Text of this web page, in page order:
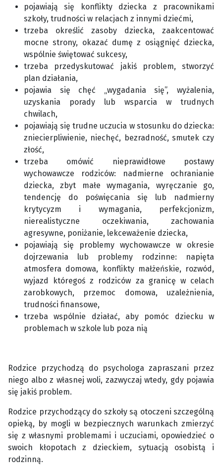
pojawiają się konflikty dziecka z pracownikami
szkoły, trudności w relacjach z innymi dziećmi,
trzeba określić zasoby dziecka, zaakcentować
mocne strony, okazać dumę z osiągnięć dziecka,
wspólnie świętować sukcesy,
trzeba przedyskutować jakiś problem, stworzyć
plan działania,
pojawia się chęć „wygadania się”, wyżalenia,
uzyskania porady lub wsparcia w trudnych
chwilach,
pojawiają się trudne uczucia w stosunku do dziecka:
zniecierpliwienie, niechęć, bezradność, smutek czy
złość,
trzeba omówić nieprawidłowe postawy
wychowawcze rodziców: nadmierne ochranianie
dziecka, zbyt małe wymagania, wyręczanie go,
tendencję do poświęcania się lub nadmierny
krytycyzm i wymagania, perfekcjonizm,
nierealistyczne oczekiwania, zachowania
agresywne, poniżanie, lekceważenie dziecka,
pojawiają się problemy wychowawcze w okresie
dojrzewania lub problemy rodzinne: napięta
atmosfera domowa, konflikty małżeńskie, rozwód,
wyjazd któregoś z rodziców za granicę w celach
zarobkowych, przemoc domowa, uzależnienia,
trudności finansowe,
trzeba wspólnie działać, aby pomóc dziecku w
problemach w szkole lub poza nią
Rodzice przychodzą do psychologa zapraszani przez
niego albo z własnej woli, zazwyczaj wtedy, gdy pojawia
się jakiś problem.
Rodzice przychodzący do szkoły są otoczeni szczególną
opieką, by mogli w bezpiecznych warunkach zmierzyć
się z własnymi problemami i uczuciami, opowiedzieć o
swoich kłopotach z dzieckiem, sytuacją osobistą i
rodzinną.